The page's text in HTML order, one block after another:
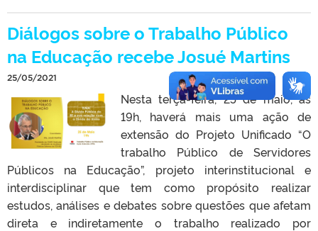
Diálogos sobre o Trabalho Público
na Educação recebe Josué Martins
25/05/2021
Nesta terça-feira, 25 de maio, às
19h, haverá mais uma ação de
extensão do Projeto Unificado “O
trabalho Público de Servidores
Públicos na Educação”, projeto interinstitucional e
interdisciplinar que tem como propósito realizar
estudos, análises e debates sobre questões que afetam
direta e indiretamente o trabalho realizado por